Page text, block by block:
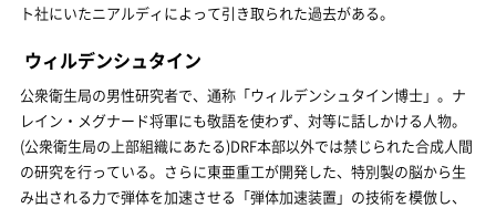
ト社にいたニアルディによって引き取られた過去がある。
ウィルデンシュタイン
公衆衛生局の男性研究者で、通称「ウィルデンシュタイン博士」。ナ
レイン・メグナード将軍にも敬語を使わず、対等に話しかける人物。
(公衆衛生局の上部組織にあたる)DRF本部以外では禁じられた合成人間
の研究を行っている。さらに東亜重工が開発した、特別製の脳から生
み出される力で弾体を加速させる「弾体加速装置」の技術を模倣し、